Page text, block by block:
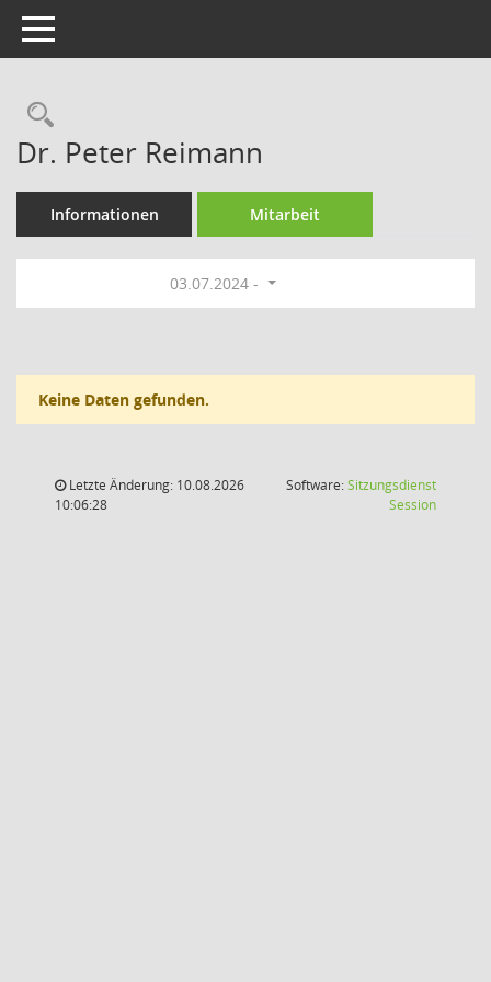
Toggle navigation
Rechercheauswahl
Dr. Peter Reimann
Informationen Mitarbeit
03.07.2024 -
Keine Daten gefunden.
Letzte Änderung: 10.08.2026
10:06:28
Software:Sitzungsdienst
Session(Wird in